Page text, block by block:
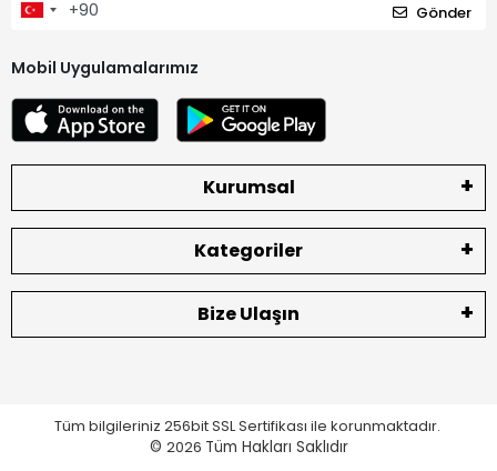
Gönder
Mobil Uygulamalarımız
Kurumsal
Kategoriler
Bize Ulaşın
Tüm bilgileriniz 256bit SSL Sertifikası ile korunmaktadır.
© 2026 Tüm Hakları Saklıdır